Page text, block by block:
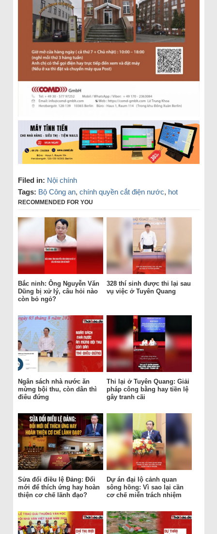
Filed in: Nội chính
Tags: Bộ Công an, chính quyền cắt điện nước, hot
RECOMMENDED FOR YOU
Bắc ninh: Ông Nguyễn Văn
Dũng bị xử lý, câu hỏi nào
còn bỏ ngỏ?
328 thí sinh được thi lại sau
vụ việc ở Tuyên Quang
Ngân sách nhà nước ăn
mừng bội thu, còn dân thì
điêu đứng
Thi lại ở Tuyên Quang: Giải
pháp công bằng hay tiền lệ
gây tranh cãi
Sửa đổi điều lệ Đảng: Đổi
mới để thích ứng hay hoàn
thiện cơ chế lãnh đạo?
Dự án đại lộ cảnh quan
sông hồng: Vì sao lại cần
cơ chế miễn trách nhiệm